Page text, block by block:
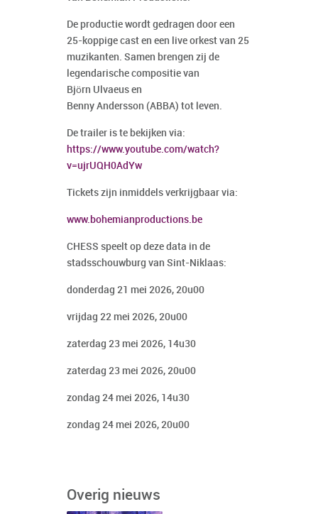
De productie wordt gedragen door een
25-koppige cast en een live orkest van 25
muzikanten. Samen brengen zij de
legendarische compositie van
Björn Ulvaeus en
Benny Andersson (ABBA) tot leven.
De trailer is te bekijken via:
https://www.youtube.com/watch?
v=ujrUQH0AdYw
Tickets zijn inmiddels verkrijgbaar via:
www.bohemianproductions.be
CHESS speelt op deze data in de
stadsschouwburg van Sint-Niklaas:
donderdag 21 mei 2026, 20u00
vrijdag 22 mei 2026, 20u00
zaterdag 23 mei 2026, 14u30
zaterdag 23 mei 2026, 20u00
zondag 24 mei 2026, 14u30
zondag 24 mei 2026, 20u00
Overig nieuws